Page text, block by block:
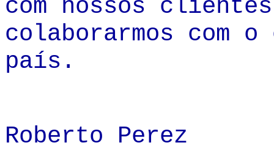
com nossos
colaborarmos com
país.
Roberto Perez